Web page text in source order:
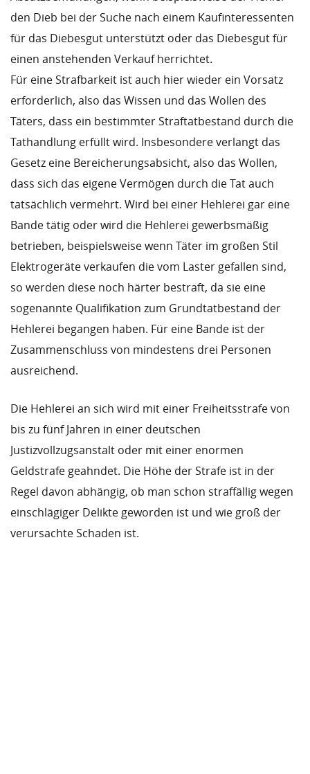
den Dieb bei der Suche nach einem Kaufinteressenten
für das Diebesgut unterstützt oder das Diebesgut für
einen anstehenden Verkauf herrichtet.
Für eine Strafbarkeit ist auch hier wieder ein Vorsatz
erforderlich, also das Wissen und das Wollen des
Täters, dass ein bestimmter Straftatbestand durch die
Tathandlung erfüllt wird. Insbesondere verlangt das
Gesetz eine Bereicherungsabsicht, also das Wollen,
dass sich das eigene Vermögen durch die Tat auch
tatsächlich vermehrt. Wird bei einer Hehlerei gar eine
Bande tätig oder wird die Hehlerei gewerbsmäßig
betrieben, beispielsweise wenn Täter im großen Stil
Elektrogeräte verkaufen die vom Laster gefallen sind,
so werden diese noch härter bestraft, da sie eine
sogenannte Qualifikation zum Grundtatbestand der
Hehlerei begangen haben. Für eine Bande ist der
Zusammenschluss von mindestens drei Personen
ausreichend.
Die Hehlerei an sich wird mit einer Freiheitsstrafe von
bis zu fünf Jahren in einer deutschen
Justizvollzugsanstalt oder mit einer enormen
Geldstrafe geahndet. Die Höhe der Strafe ist in der
Regel davon abhängig, ob man schon straffällig wegen
einschlägiger Delikte geworden ist und wie groß der
verursachte Schaden ist.